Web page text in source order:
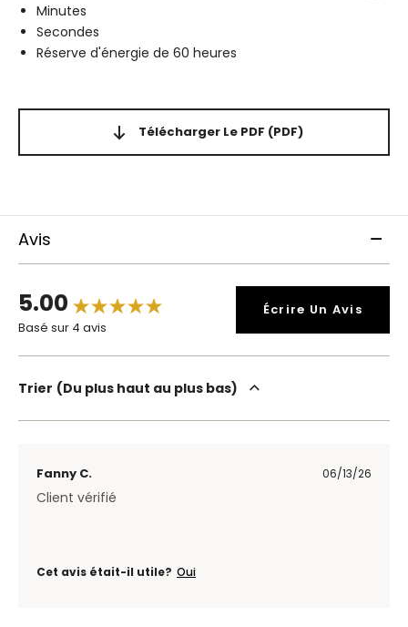
Minutes
Secondes
Réserve d'énergie de 60 heures
Télécharger Le PDF (PDF)
Avis
5.00
Basé sur 4 avis
Écrire Un Avis
Trier Du plus haut au plus bas
Fanny C. 06/13/26
Client vérifié
Cet avis était-il utile? Oui